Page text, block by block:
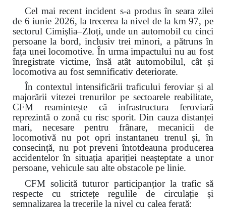
Cel mai recent incident s-a produs în seara zilei
de 6 iunie 2026, la trecerea la nivel de la km 97, pe
sectorul Cimișlia–Zloți, unde un automobil cu cinci
persoane la bord, inclusiv trei minori, a pătruns în
fața unei locomotive. În urma impactului nu au fost
înregistrate victime, însă atât automobilul, cât și
locomotiva au fost semnificativ deteriorate.
În contextul intensificării traficului feroviar și al
majorării vitezei trenurilor pe sectoarele reabilitate,
CFM reamintește că infrastructura feroviară
reprezintă o zonă cu risc sporit. Din cauza distanței
mari, necesare pentru frânare, mecanicii de
locomotivă nu pot opri instantaneu trenul și, în
consecință, nu pot preveni întotdeauna producerea
accidentelor în situația apariției neașteptate a unor
persoane, vehicule sau alte obstacole pe linie.
CFM solicită tuturor participanțior la trafic să
respecte cu strictețe regulile de circulație și
semnalizarea la trecerile la nivel cu calea ferată: